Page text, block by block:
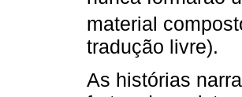
material
tradução livre).
As histórias